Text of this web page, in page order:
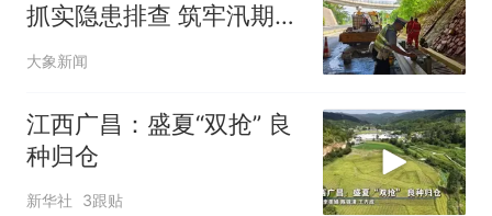
抓实隐患排查 筑牢汛期道
路安全防线
大象新闻
江西广昌：盛夏“双抢” 良
种归仓
新华社 3跟贴